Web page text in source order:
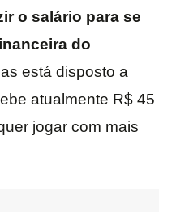
o salário para se
do
está disposto a
atualmente R$ 45
jogar com mais